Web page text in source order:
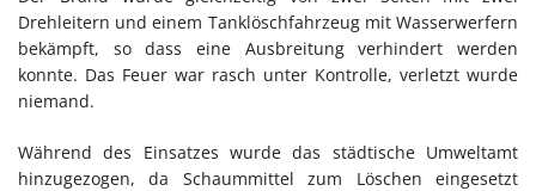
Drehleitern und einem Tanklöschfahrzeug mit Wasserwerfern
bekämpft, so dass eine Ausbreitung verhindert werden
konnte. Das Feuer war rasch unter Kontrolle, verletzt wurde
niemand.
Während des Einsatzes wurde das städtische Umweltamt
hinzugezogen, da Schaummittel zum Löschen eingesetzt